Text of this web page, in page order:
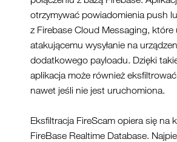
otrzymywać powiadomienia push
z Firebase Cloud Messaging, które
atakującemu wysyłanie na
dodatkowego payloadu. Dzięki
aplikacja może również
nawet jeśli nie jest uruchomiona.
Eksfiltracja FireScam opiera się na
FireBase Realtime Database.